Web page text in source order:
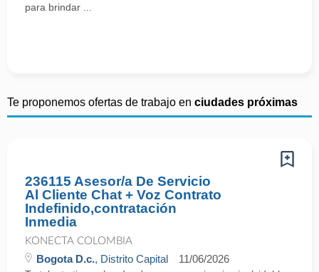
para brindar ...
Te proponemos ofertas de trabajo en ciudades próximas
236115 Asesor/a De Servicio
Al Cliente Chat + Voz Contrato
Indefinido,contratación
Inmedia
KONECTA COLOMBIA
Bogota D.c., Distrito Capital 11/06/2026